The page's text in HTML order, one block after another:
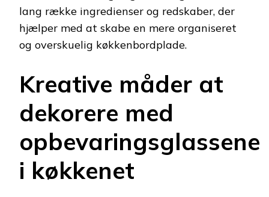
lang række ingredienser og redskaber, der
hjælper med at skabe en mere organiseret
og overskuelig køkkenbordplade.
Kreative måder at
dekorere med
opbevaringsglassene
i køkkenet